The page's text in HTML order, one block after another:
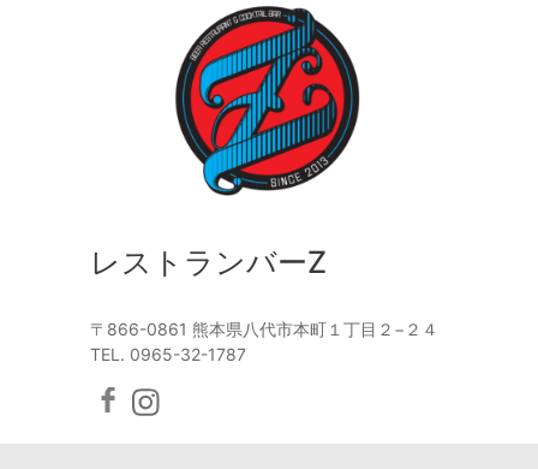
レストランバーZ
〒866-0861 熊本県八代市本町１丁目２−２４
TEL. 0965-32-1787